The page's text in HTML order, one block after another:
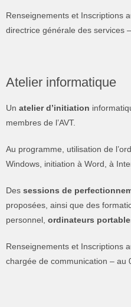
Renseignements et Inscriptions
directrice générale des services
Atelier informatique
Un atelier d’initiation
membres de l’AVT.
Au programme, utilisation de
Windows, initiation à Word, à
Des sessions de
proposées, ainsi que des
personnel, ordinateurs
Renseignements et Inscriptions
chargée de communication – au